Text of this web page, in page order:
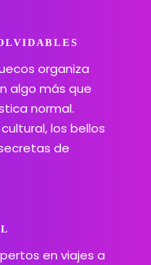
organiza
algo más que
normal.
los bellos
de
en viajes a